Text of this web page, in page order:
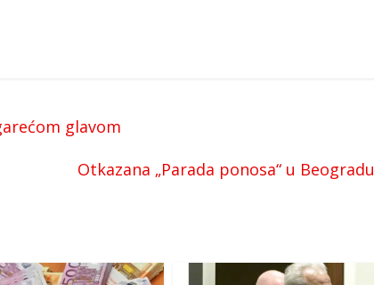
glavom
Otkazana „Parada ponosa“ u Beogradu